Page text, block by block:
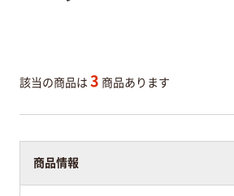
該当の商品は 3 商品あります
商品情報